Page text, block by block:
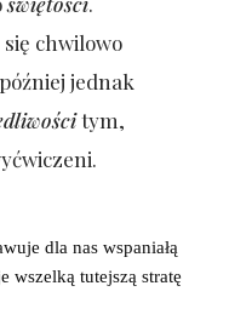
chwilowo
jednak
tym,
dla nas wspaniałą
wszelką tutejszą stratę